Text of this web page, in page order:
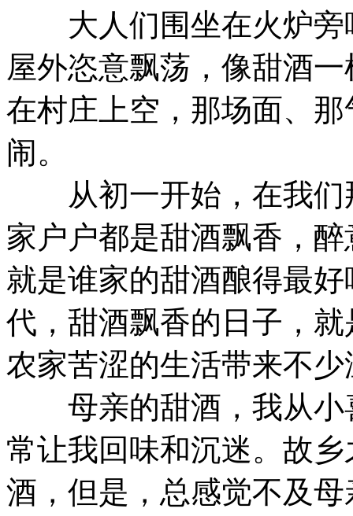
大人们围坐在火炉旁
屋外恣意飘荡，像甜酒
在村庄上空，那场面、
闹。
从初一开始，在我们
家户户都是甜酒飘香，
就是谁家的甜酒酿得最
代，甜酒飘香的日子，
农家苦涩的生活带来不
母亲的甜酒，我从小
常让我回味和沉迷。故
酒，但是，总感觉不及